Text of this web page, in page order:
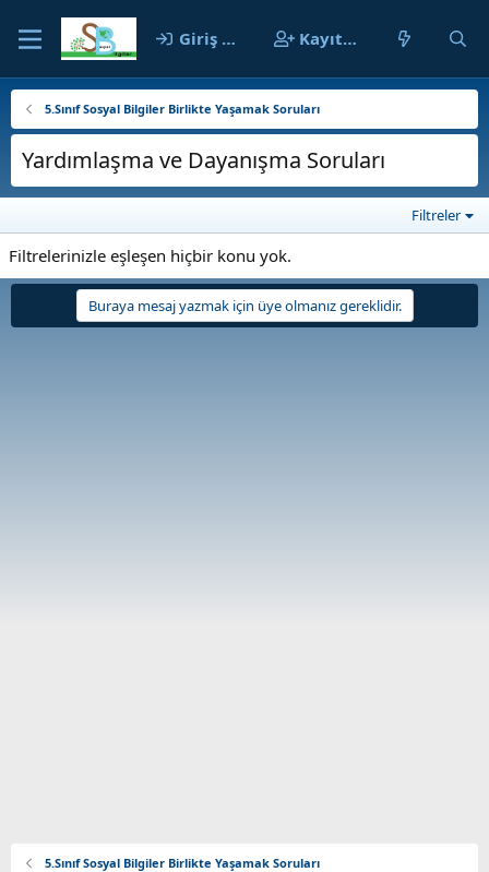
Giriş yap Kayıt ol
5.Sınıf Sosyal Bilgiler Birlikte Yaşamak Soruları
Yardımlaşma ve Dayanışma Soruları
Filtreler
Filtrelerinizle eşleşen hiçbir konu yok.
Buraya mesaj yazmak için üye olmanız gereklidir.
5.Sınıf Sosyal Bilgiler Birlikte Yaşamak Soruları